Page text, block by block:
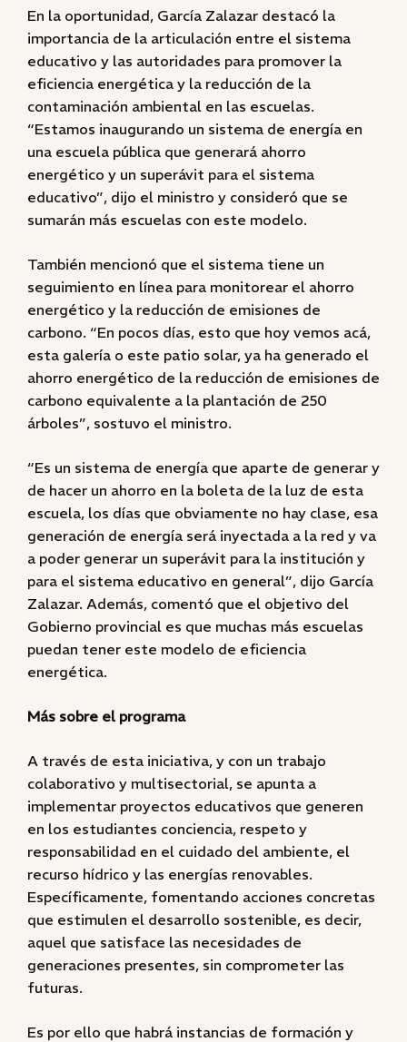
En la oportunidad, García Zalazar destacó la
importancia de la articulación entre el sistema
educativo y las autoridades para promover la
eficiencia energética y la reducción de la
contaminación ambiental en las escuelas.
“Estamos inaugurando un sistema de energía en
una escuela pública que generará ahorro
energético y un superávit para el sistema
educativo”, dijo el ministro y consideró que se
sumarán más escuelas con este modelo.
También mencionó que el sistema tiene un
seguimiento en línea para monitorear el ahorro
energético y la reducción de emisiones de
carbono. “En pocos días, esto que hoy vemos acá,
esta galería o este patio solar, ya ha generado el
ahorro energético de la reducción de emisiones de
carbono equivalente a la plantación de 250
árboles”, sostuvo el ministro.
“Es un sistema de energía que aparte de generar y
de hacer un ahorro en la boleta de la luz de esta
escuela, los días que obviamente no hay clase, esa
generación de energía será inyectada a la red y va
a poder generar un superávit para la institución y
para el sistema educativo en general”, dijo García
Zalazar. Además, comentó que el objetivo del
Gobierno provincial es que muchas más escuelas
puedan tener este modelo de eficiencia
energética.
Más sobre el programa
A través de esta iniciativa, y con un trabajo
colaborativo y multisectorial, se apunta a
implementar proyectos educativos que generen
en los estudiantes conciencia, respeto y
responsabilidad en el cuidado del ambiente, el
recurso hídrico y las energías renovables.
Específicamente, fomentando acciones concretas
que estimulen el desarrollo sostenible, es decir,
aquel que satisface las necesidades de
generaciones presentes, sin comprometer las
futuras.
Es por ello que habrá instancias de formación y